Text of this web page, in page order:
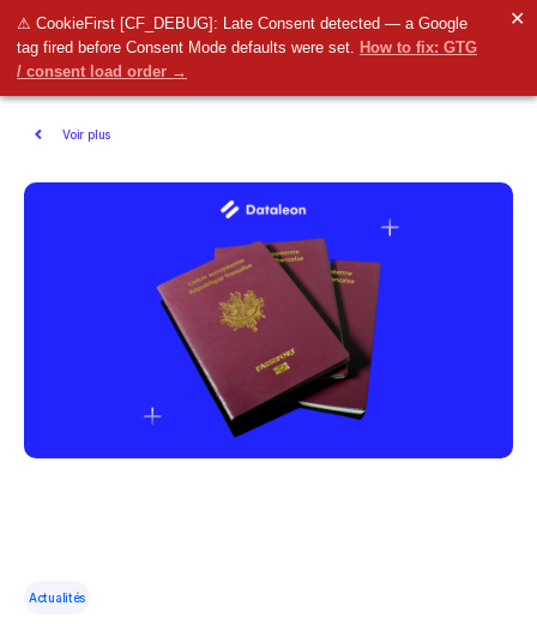
⚠ CookieFirst [CF_DEBUG]: Late Consent detected — a Google
tag fired before Consent Mode defaults were set. How to fix: GTG
/ consent load order →
✕
Voir plus
Actualités